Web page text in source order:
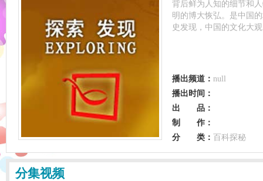
背后鲜为人知的细节和
明的博大恢弘。是中国
史发现，中国的文化大
播出频道： null
播出时间：
出 品：
制 作：
分 类： 百科探秘
分集视频